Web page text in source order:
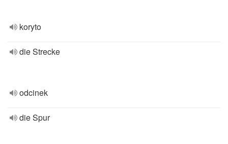
koryto
die Strecke
odcinek
die Spur